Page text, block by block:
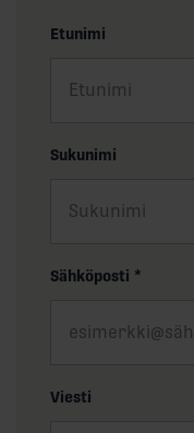
Etunimi
Sukunimi
Sähköposti *
Viesti